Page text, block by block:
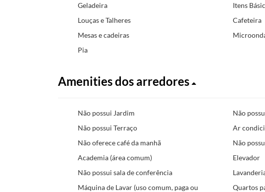
Geladeira
Itens
Louças e Talheres
Cafeteira
Mesas e cadeiras
Pia
Amenities dos arredores
Não possui Jardim
Não
Não possui Terraço
Ar
Não oferece café da manhã
Não
Academia (área comum)
Elevador
Não possui sala de conferência
Máquina de Lavar (uso comum, paga ou
Quartos